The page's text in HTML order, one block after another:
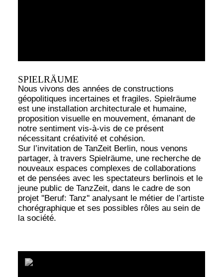
SPIELRÄUME
Nous vivons des années de constructions
géopolitiques incertaines et fragiles. Spielräume
est une installation architecturale et humaine,
proposition visuelle en mouvement, émanant de
notre sentiment vis-à-vis de ce présent
nécessitant créativité et cohésion.
Sur l’invitation de TanZeit Berlin, nous venons
partager, à travers Spielräume, une recherche de
nouveaux espaces complexes de collaborations
et de pensées avec les spectateurs berlinois et le
jeune public de TanzZeit, dans le cadre de son
projet ''Beruf: Tanz'' analysant le métier de l’artiste
chorégraphique et ses possibles rôles au sein de
la société.